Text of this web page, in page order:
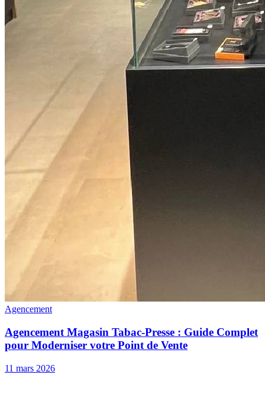
Agencement
Agencement Magasin Tabac-Presse : Guide Complet
pour Moderniser votre Point de Vente
11 mars 2026